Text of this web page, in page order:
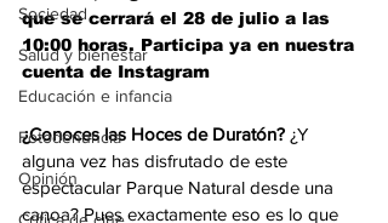
Sociedad
Salud y bienestar
Educación e infancia
Fotodenuncia
Opinión
que se cerrará el 28 de julio a las
10:00 horas. Participa ya en nuestra
cuenta de Instagram
¿Conoces las Hoces de Duratón? ¿Y
alguna vez has disfrutado de este
espectacular Parque Natural desde una
canoa? Pues exactamente eso es lo que